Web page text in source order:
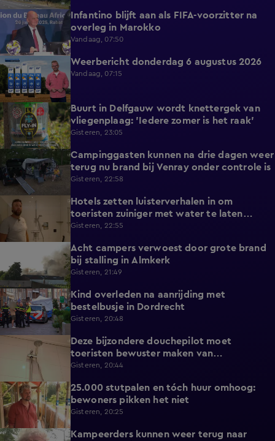
0:29
Infantino blijft aan als FIFA-voorzitter na
overleg in Marokko
Vandaag, 07:50
2:20 Weerbericht donderdag 6 augustus 2026
Vandaag, 07:15
2:07
Buurt in Delfgauw wordt knettergek van
vliegenplaag: 'Iedere zomer is het raak'
Gisteren, 23:05
2:25
Campinggasten kunnen na drie dagen weer
terug nu brand bij Venray onder controle is
Gisteren, 22:58
2:15
Hotels zetten luisterverhalen in om
toeristen zuiniger met water te laten
omgaan
Gisteren, 22:55
Acht campers verwoest door grote brand
bij stalling in Almkerk
Gisteren, 21:49
0:37
Kind overleden na aanrijding met
bestelbusje in Dordrecht
Gisteren, 20:48
Deze bijzondere douchepilot moet
toeristen bewuster maken van
waterverbruik
Gisteren, 20:44
1:33
25.000 stutpalen en tóch huur omhoog:
bewoners pikken het niet
Gisteren, 20:25
1:06
Kampeerders kunnen weer terug naar